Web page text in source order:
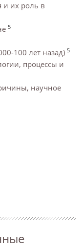
и их роль в
5
100 лет назад) 5
процессы и
научное